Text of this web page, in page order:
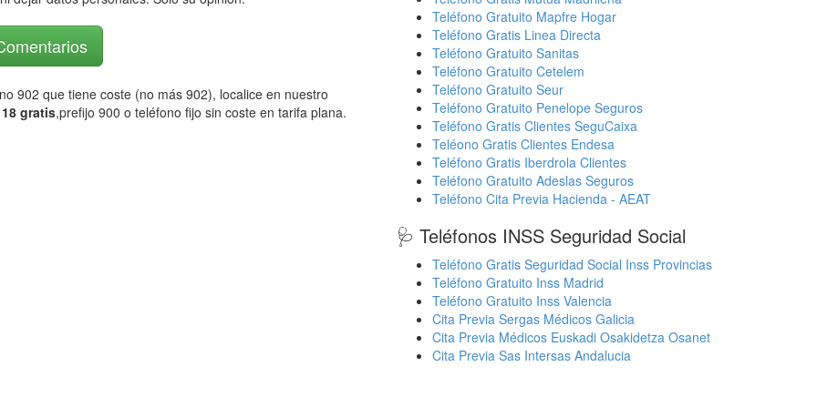
902 que tiene coste (no más 902), localice en nuestro
gratis,prefijo 900 o teléfono fijo sin coste en tarifa plana.
Teléfono Gratuito Mapfre Hogar
Teléfono Gratis Linea Directa
Teléfono Gratuito Sanitas
Teléfono Gratuito Cetelem
Teléfono Gratuito Seur
Teléfono Gratuito Penelope Seguros
Teléfono Gratis Clientes SeguCaixa
Teléono Gratis Clientes Endesa
Teléfono Gratis Iberdrola Clientes
Teléfono Gratuito Adeslas Seguros
Teléfono Cita Previa Hacienda - AEAT
🩺 Teléfonos INSS Seguridad Social
Teléfono Gratis Seguridad Social Inss Provincias
Teléfono Gratuito Inss Madrid
Teléfono Gratuito Inss Valencia
Cita Previa Sergas Médicos Galicia
Cita Previa Médicos Euskadi Osakidetza Osanet
Cita Previa Sas Intersas Andalucia